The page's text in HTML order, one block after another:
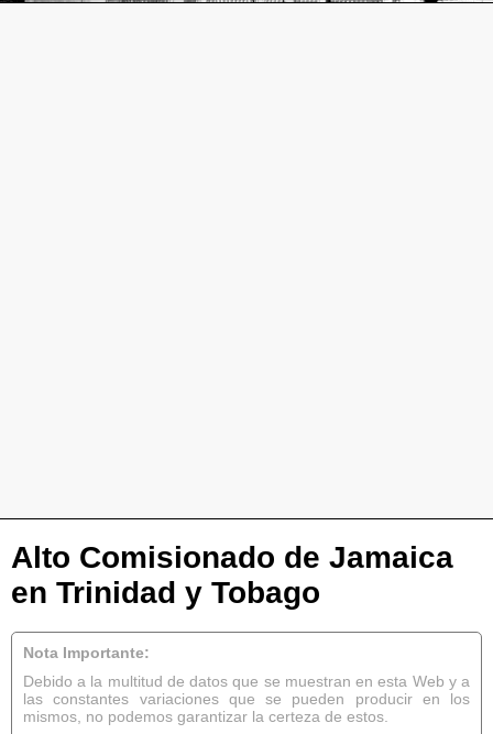
Alto Comisionado de Jamaica
en Trinidad y Tobago
Nota Importante:
Debido a la multitud de datos que se muestran en esta Web y a
las constantes variaciones que se pueden producir en los
mismos, no podemos garantizar la certeza de estos.